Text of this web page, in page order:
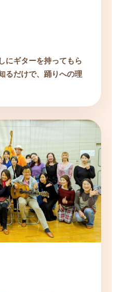
にギターを持ってもら
るだけで、踊りへの理